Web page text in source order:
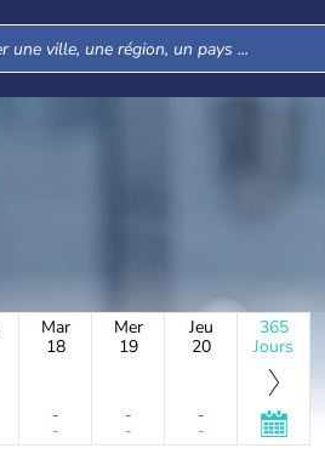
Mar
18
-
-
Mer
19
-
-
Jeu
20
-
-
365
Jours